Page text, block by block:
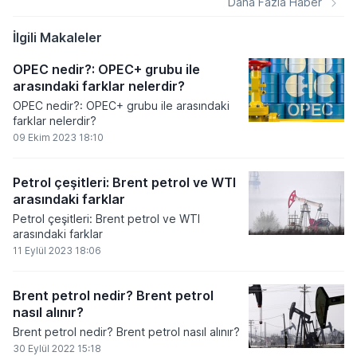
küresel gelişmelere çevrildi.
İlgili Makaleler
OPEC nedir?: OPEC+ grubu ile
arasındaki farklar nelerdir?
OPEC nedir?: OPEC+ grubu ile arasındaki
farklar nelerdir?
09 Ekim 2023 18:10
Petrol çeşitleri: Brent petrol ve WTI
arasındaki farklar
Petrol çeşitleri: Brent petrol ve WTI
arasındaki farklar
11 Eylül 2023 18:06
​​​​​​​Brent petrol nedir? Brent petrol
nasıl alınır?
​​​​​​​Brent petrol nedir? Brent petrol nasıl alınır?
30 Eylül 2022 15:18